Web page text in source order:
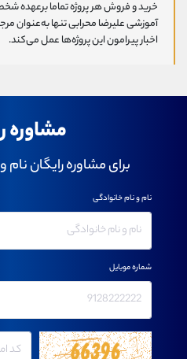
خرید و فروش هر پروژه تماما برعهده
آموزشی علیرضا محرابی تنها به‌عنوان
اخبار پیرامون این پروژه‌‌ها عمل می‌کند.
مشاوره
برای مشاوره رایگان نام
نام و نام خانوادگی
شماره موبایل